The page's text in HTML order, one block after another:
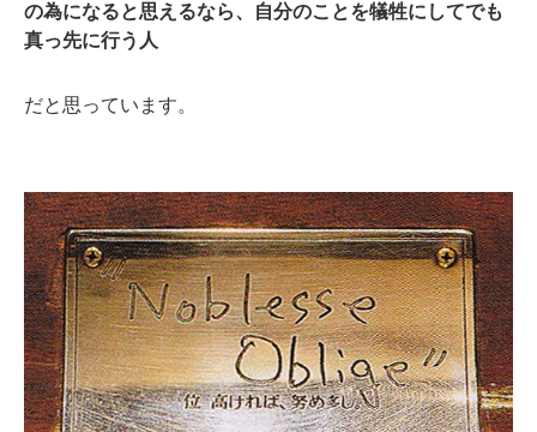
の為になると思えるなら、自分のことを犠牲にしてでも
真っ先に行う人
だと思っています。